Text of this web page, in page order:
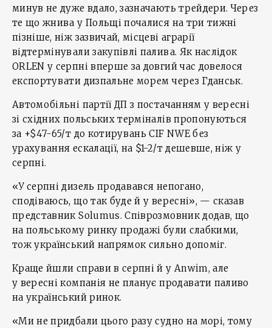
минув не дуже вдало, зазначають трейдери. Через
те що жнива у Польщі почалися на три тижні
пізніше, ніж зазвичай, місцеві аграрії
відтермінували закупівлі палива. Як наслідок
ORLEN у серпні вперше за довгий час довелося
експортувати дизпальне морем через Гданськ.
Автомобільні партії ДП з постачанням у вересні
зі східних польських терміналів пропонуються
за +$47-65/т до котирувань CIF NWE без
урахування ескалації, на $1-2/т дешевше, ніж у
серпні.
«У серпні дизель продавався непогано,
сподіваюсь, що так буде й у вересні», — сказав
представник Solumus. Співрозмовник додав, що
на польському ринку продажі були слабкими,
тож український напрямок сильно допоміг.
Краще йшли справи в серпні й у Anwim, але
у вересні компанія не планує продавати паливо
на український ринок.
«Ми не придбали цього разу судно на морі, тому